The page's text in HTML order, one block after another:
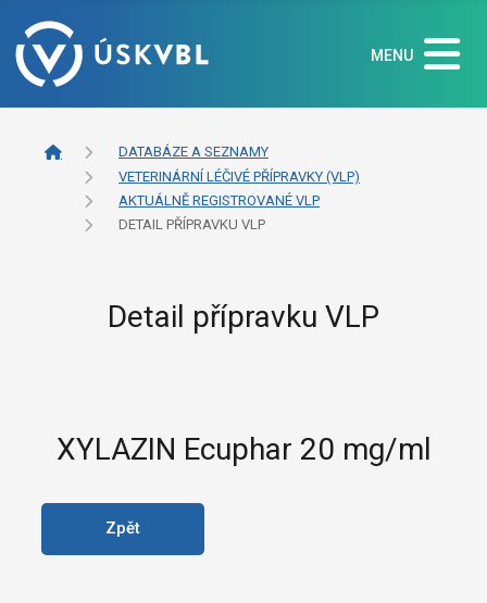
MENU
DATABÁZE A SEZNAMY
VETERINÁRNÍ LÉČIVÉ PŘÍPRAVKY (VLP)
AKTUÁLNĚ REGISTROVANÉ VLP
DETAIL PŘÍPRAVKU VLP
Detail přípravku VLP
XYLAZIN Ecuphar 20 mg/ml
Zpět